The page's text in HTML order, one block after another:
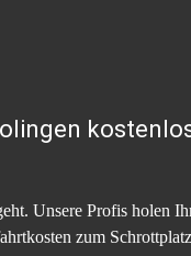
Unsere Profis holen
zum